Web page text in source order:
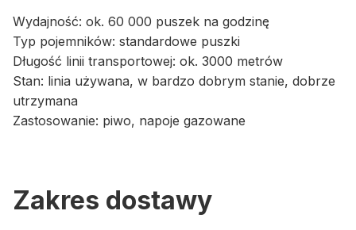
Wydajność: ok. 60 000 puszek na godzinę
Typ pojemników: standardowe puszki
Długość linii transportowej: ok. 3000 metrów
Stan: linia używana, w bardzo dobrym stanie, dobrze
utrzymana
Zastosowanie: piwo, napoje gazowane
Zakres dostawy